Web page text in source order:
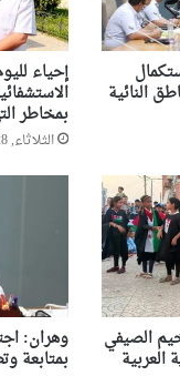
النائية
إحياء
بمخاطر
الثلاثاء, 28 يوليو 2026, 19:16
الصيفي وهران:
بمتابعة